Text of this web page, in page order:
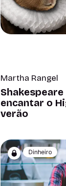
Martha Rangel
encantar o
verão
Dinheiro